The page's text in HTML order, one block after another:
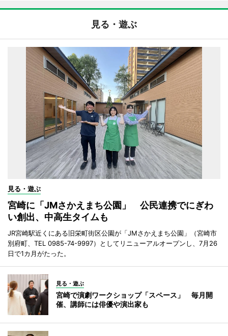
見る・遊ぶ
見る・遊ぶ
宮崎に「JMさかえまち公園」 公民連携でにぎわ
い創出、中高生タイムも
JR宮崎駅近くにある旧栄町街区公園が「JMさかえまち公園」（宮崎市
別府町、TEL 0985-74-9997）としてリニューアルオープンし、7月26
日で1カ月がたった。
見る・遊ぶ
宮崎で演劇ワークショップ「スペース」 毎月開
催、講師には俳優や演出家も